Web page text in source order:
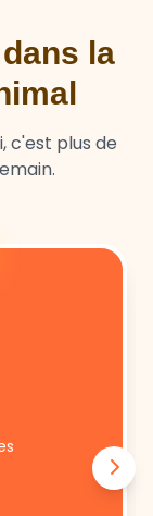
la
c'est plus de